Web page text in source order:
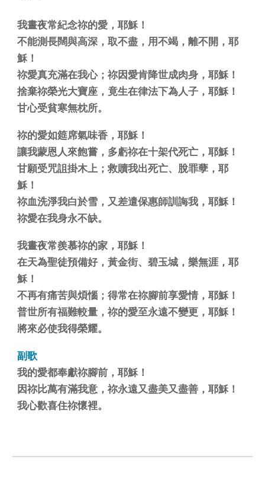
我晝夜常紀念祢的愛，耶穌！
不能測長闊與高深，取不盡，用不竭，離不開，耶
穌！
祢愛真充滿在我心；祢因愛肯降世成肉身，耶穌！
捨棄祢榮光大寶座，竟生在律法下為人子，耶穌！
甘心受貧寒無枕所。
祢的愛如筵席氣味香，耶穌！
讓我蒙恩人來飽嘗，多虧祢在十架代死亡，耶穌！
甘願受咒詛掛木上；救贖我出死亡、脫罪孽，耶
穌！
祢血洗淨我白於雪，又差遣保惠師訓誨我，耶穌！
祢愛在我身永不缺。
我晝夜常羨慕祢的家，耶穌！
在天為聖徒預備好，黃金街、碧玉城，樂無涯，耶
穌！
不再有痛苦與煩惱；得常在祢腳前享愛情，耶穌！
普世所有福難較量，祢的愛至永遠不變更，耶穌！
將來必使我得榮耀。
副歌
我的愛都奉獻祢腳前，耶穌！
因祢比萬有滿我意，祢永遠又盡美又盡善，耶穌！
我心歡喜住祢懷裡。